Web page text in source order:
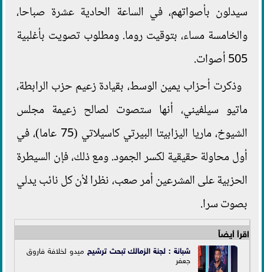
سيدلون بأصواتهم، في الساعة الحادية عشرة صباحا،
والخامسة مساء، بتوقيت روما. ومطلوب تصويت بأغلبية
505 أصوات.
وذكرت أحزاب يمين الوسط، بقيادة زعيم حزب الرابطة،
ماتيو سيلفيني، أنها ستصوت لصالح زعيمة مجلس
الشيوخ، ماريا اليزابيتا البيرتي كاسيلاتي (75 عاما)، في
أول محاولة حقيقية لكسر الجمود. ومع ذلك، فإن السيطرة
الحزبية على المشرعين أمر صعب، نظرا لأن كل نائب يدلي
بصوت سرا.
اقرأ أيضاً
شبانة : لجنة الزمالك تبحثترشيح ميدو لخلافة فاروق
جعفر